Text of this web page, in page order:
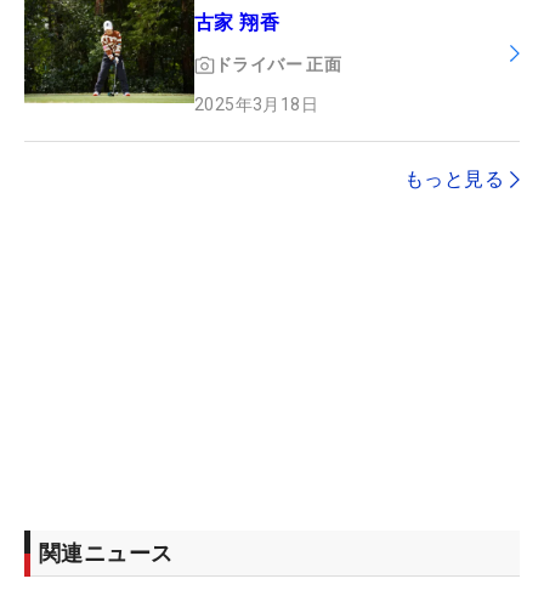
古家 翔香
ドライバー 正面
2025年3月18日
もっと見る
関連ニュース